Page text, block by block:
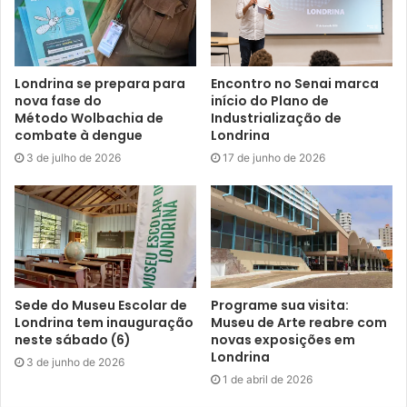
participarem da Semana Previdenciária. Na minha
explanação, vou abordar as leis aprovadas nos últimos
cinco anos, na gestão do prefeito Marcelo Belinati, e o
reflexo destas leis na saúde atuarial e financeira do Fundo
Financeiro Previdenciário, que detém recursos que
garantirão a nossa aposentadoria e pensão”, contou.
11/11 – Tema Geral: Impacto Atuarial no RPPS e os
avanços legislativos
Palestras do dia:
* Abertura Geral – Luiz Nicácio – Superintendente da
Caapsml.
Londrina se prepara para
nova fase do
Método Wolbachia de
combate à dengue
3 de julho de 2026
Encontro no Senai marca
início do Plano de
Industrialização de
Londrina
17 de junho de 2026
Sede do Museu Escolar de
Londrina tem inauguração
neste sábado (6)
3 de junho de 2026
Programe sua visita:
Museu de Arte reabre com
novas exposições em
Londrina
1 de abril de 2026